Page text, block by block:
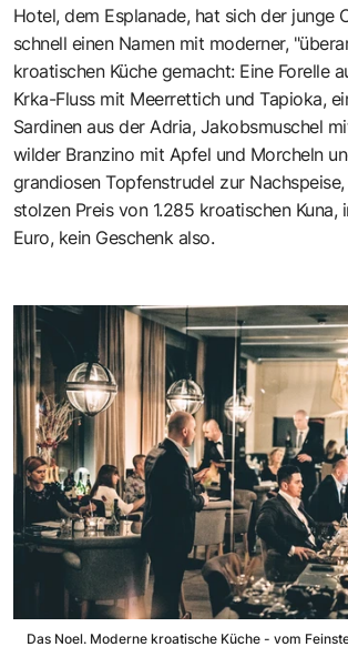
Hotel, dem Esplanade, hat sich der junge
schnell einen Namen mit moderner,
kroatischen Küche gemacht: Eine Forelle
Krka-Fluss mit Meerrettich und Tapioka,
Sardinen aus der Adria, Jakobsmuschel
wilder Branzino mit Apfel und Morcheln
grandiosen Topfenstrudel zur
stolzen Preis von 1.285 kroatischen Kuna,
Euro, kein Geschenk also.
Das Noel. Moderne kroatische Küche - vom